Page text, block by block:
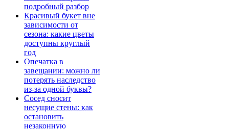
подробный разбор
Красивый букет вне
зависимости от
сезона: какие цветы
доступны круглый
год
Опечатка в
завещании: можно ли
потерять наследство
из-за одной буквы?
Сосед сносит
несущие стены: как
остановить
незаконную